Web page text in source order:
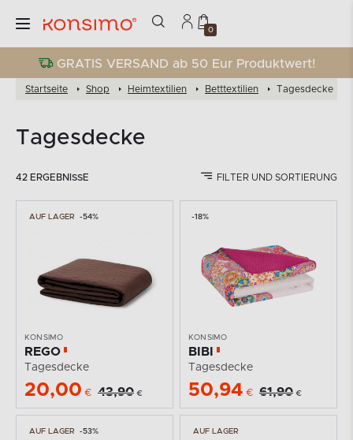
0
GRATIS VERSAND ab 50 Eur Produktwert!
Startseite Shop Heimtextilien Betttextilien Tagesdecke
Tagesdecke
42 ERGEBNISSE FILTER UND SORTIERUNG
AUF LAGER -54%
KONSIMO
REGO
Tagesdecke
20,00 € 43,90 €
-18%
KONSIMO
BIBI
Tagesdecke
50,94 € 61,90 €
AUF LAGER -53% AUF LAGER